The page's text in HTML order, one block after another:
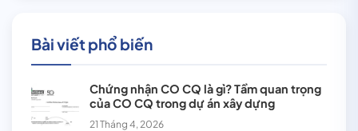
Bài viết phổ biến
Chứng nhận CO CQ là gì? Tầm quan trọng
của CO CQ trong dự án xây dựng
21 Tháng 4, 2026